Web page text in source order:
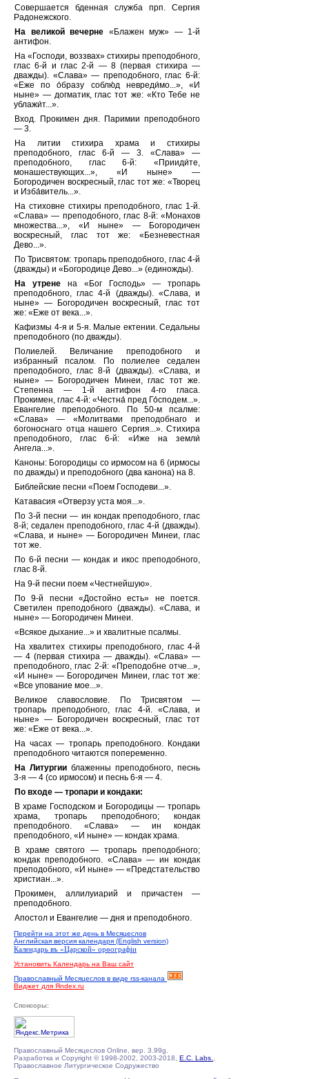
Совершается бденная служба прп. Сергия
Радонежского.
На великой вечерне «Блажен муж» — 1-й
антифон.
На «Господи, воззвах» стихиры преподобного,
глас 6-й и глас 2-й — 8 (первая стихира —
дважды). «Слава» — преподобного, глас 6-й:
«Еже по о́бразу соблю́д невреди́мо...», «И
ныне» — догматик, глас тот же: «Кто Тебе не
ублажи́т...».
Вход. Прокимен дня. Паримии преподобного
— 3.
На литии стихира храма и стихиры
преподобного, глас 6-й — 3. «Слава» —
преподобного, глас 6-й: «Прииди́те,
монашествующих...», «И ныне» —
Богородичен воскресный, глас тот же: «Творец
и Изба́витель...».
На стиховне стихиры преподобного, глас 1-й.
«Слава» — преподобного, глас 8-й: «Монахов
множества...», «И ныне» — Богородичен
воскресный, глас тот же: «Безневестная
Дево...».
По Трисвятом: тропарь преподобного, глас 4-й
(дважды) и «Богородице Дево...» (единожды).
На утрене на «Бог Господь» — тропарь
преподобного, глас 4-й (дважды). «Слава, и
ныне» — Богородичен воскресный, глас тот
же: «Еже от века...».
Кафизмы 4-я и 5-я. Малые ектении. Седальны
преподобного (по дважды).
Полиелей. Величание преподобного и
избранный псалом. По полиелее седален
преподобного, глас 8-й (дважды). «Слава, и
ныне» — Богородичен Минеи, глас тот же.
Степенна — 1-й антифон 4-го гласа.
Прокимен, глас 4-й: «Честна́ пред Го́сподем...».
Евангелие преподобного. По 50-м псалме:
«Слава» — «Молитвами преподобнаго и
богоноснаго отца нашего Сергия...». Стихира
преподобного, глас 6-й: «Иже на земли́
Ангела...».
Каноны: Богородицы со ирмосом на 6 (ирмосы
по дважды) и преподобного (два канона) на 8.
Библейские песни «Поем Господеви...».
Катавасия «Отверзу уста моя...».
По 3-й песни — ин кондак преподобного, глас
8-й; седален преподобного, глас 4-й (дважды).
«Слава, и ныне» — Богородичен Минеи, глас
тот же.
По 6-й песни — кондак и икос преподобного,
глас 8-й.
На 9-й песни поем «Честнейшую».
По 9-й песни «Достойно есть» не поется.
Светилен преподобного (дважды). «Слава, и
ныне» — Богородичен Минеи.
«Всякое дыхание...» и хвалитные псалмы.
На хвалитех стихиры преподобного, глас 4-й
— 4 (первая стихира — дважды). «Слава» —
преподобного, глас 2-й: «Преподобне отче...»,
«И ныне» — Богородичен Минеи, глас тот же:
«Все упование мое...».
Великое славословие. По Трисвятом —
тропарь преподобного, глас 4-й. «Слава, и
ныне» — Богородичен воскресный, глас тот
же: «Еже от века...».
На часах — тропарь преподобного. Кондаки
преподобного читаются попеременно.
На Литургии блаженны преподобного, песнь
3-я — 4 (со ирмосом) и песнь 6-я — 4.
По входе — тропари и кондаки:
В храме Господском и Богородицы — тропарь
храма, тропарь преподобного; кондак
преподобного. «Слава» — ин кондак
преподобного, «И ныне» — кондак храма.
В храме святого — тропарь преподобного;
кондак преподобного. «Слава» — ин кондак
преподобного, «И ныне» — «Предстательство
христиан...».
Прокимен, аллилуиарий и причастен —
преподобного.
Апостол и Евангелие — дня и преподобного.
Перейти на этот же день в Месяцеслов
Английская версия календаря (English version)
Календарь въ «Царской» орѳографiи
Установить Календарь на Ваш сайт
Православный Месяцеслов в виде rss-канала
Виджет для Яndex.ru
Спонсоры:
Православный Месяцеслов Online, вер. 3.99g.
Разработка и Copyright © 1998-2002, 2003-2018, E.C. Labs.
Православное Литургическое Содружество